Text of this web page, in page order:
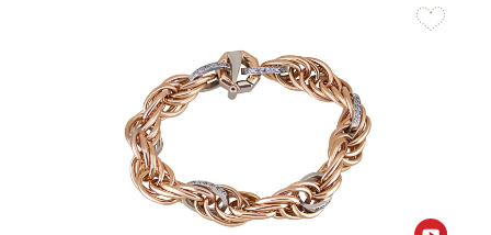
favorites